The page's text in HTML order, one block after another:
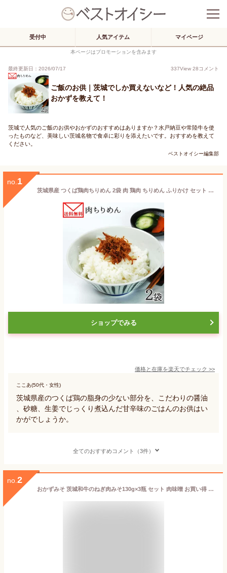
受付中 人気アイテム マイページ
本ページはプロモーションを含みます
最終更新日：2026/07/17 337View 28コメント
ご飯のお供｜茨城でしか買えないなど！人気の絶品
おかずを教えて！
茨城で人気のご飯のお供やおかずのおすすめはありますか？水戸納豆や常陸牛を使
ったものなど、美味しい茨城名物で食卓に彩りを添えたいです。おすすめを教えて
ください。
ベストオイシー編集部
no. 1
茨城県産 つくば鶏肉ちりめん 2袋 肉 鶏肉 ちりめん ふりかけ セット ご飯のお供 お取り寄せ ご飯の友 おすすめ ご飯のとも ほぐし肉の佃煮 御飯のお供 1000円ポッキリ 送料無料 グルメ食品 ポイント消化 1000円 送料無料 メール便 set 食べ物 お返し お取り寄せグルメ
ショップでみる
価格と在庫を楽天でチェック >>
ここあ(50代・女性)
茨城県産のつくば鶏の脂身の少ない部分を、こだわりの醤油
、砂糖、生姜でじっくり煮込んだ甘辛味のごはんのお供はい
かがでしょうか。
全てのおすすめコメント（3件）
no. 2
おかずみそ 茨城和牛のねぎ肉みそ130g×3瓶 セット 肉味噌 お買い得 祝 ギフト 5298 女性 グルメ 義理 自分 食べ物 SS 常温保存 送料無料 バレンタイン チョコ以外